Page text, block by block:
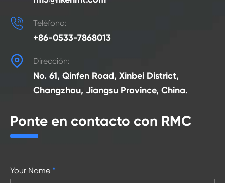
 Teléfono:
+86-0533-7868013
 Dirección:
No. 61, Qinfen Road, Xinbei District,
Changzhou, Jiangsu Province, China.
Ponte en contacto con RMC
Your Name *